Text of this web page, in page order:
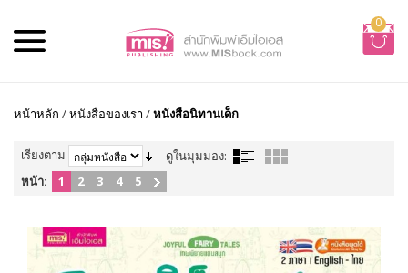
0
หน้าหลัก /หนังสือของเรา /หนังสือนิทานเด็ก
เรียงตาม
ดูในมุมมอง:
หน้า:
1 2 3 4 5